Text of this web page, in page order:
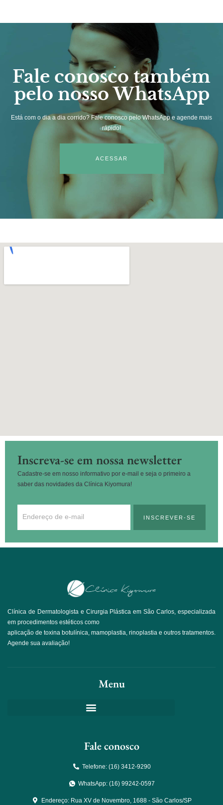
Fale conosco também
pelo nosso WhatsApp
Está com o dia a dia corrido? Fale conosco pelo WhatsApp e agende mais
rápido!
ACESSAR
Inscreva-se em nossa newsletter
Cadastre-se em nosso informativo por e-mail e seja o primeiro a
saber das novidades da Clínica Kiyomura!
INSCREVER-SE
Clínica de Dermatologista e Cirurgia Plástica em São Carlos, especializada
em procedimentos estéticos como
aplicação de toxina botulínica, mamoplastia, rinoplastia e outros tratamentos.
Agende sua avaliação!
Menu
Fale conosco
Telefone: (16) 3412-9290
WhatsApp: (16) 99242-0597
Endereço: Rua XV de Novembro, 1688 - São Carlos/SP